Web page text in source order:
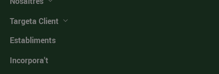
Targeta Client
Establiments
Incorpora't